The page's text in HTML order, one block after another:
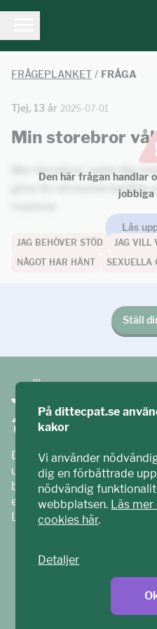
FRÅGEPLANKET / FRÅGA
Tjej, 13 år 2025-07-01
Min storebror
Min Storebror valde tåg
göra för att kunna berätta
Den här frågan handlar
jobbiga
Lås
JAG BEHÖVER STÖD
JAG VILL
NÅGOT HAR HÄNT
SEXUELLA
Ställ
Ditt ECPAT har tagits fram
unga. Vi är en del av
barnrättsorganisation som
exploatering av barn.
Läs mer påecpat.se
På dittecpat.se
kakor
Vi använder
dig en förbättrade
nödvändig
webbplatsen. Läs mer
cookies här.
Detaljer